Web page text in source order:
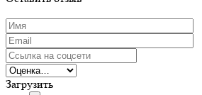
Загрузить